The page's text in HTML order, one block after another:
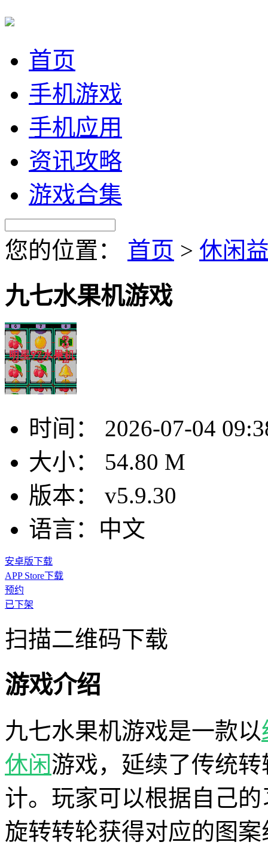
首页
手机游戏
手机应用
资讯攻略
游戏合集
您的位置： 首页 > 休闲
九七水果机游戏
时间：
2026-07-04
大小：
54.80 M
版本：
v5.9.30
语言： 中文
安卓版下载
APP Store下载
预约
已下架
扫描二维码下载
游戏介绍
九七水果机游戏是一款以
休闲游戏，延续了传统
计。玩家可以根据自己
旋转转轮获得对应的图